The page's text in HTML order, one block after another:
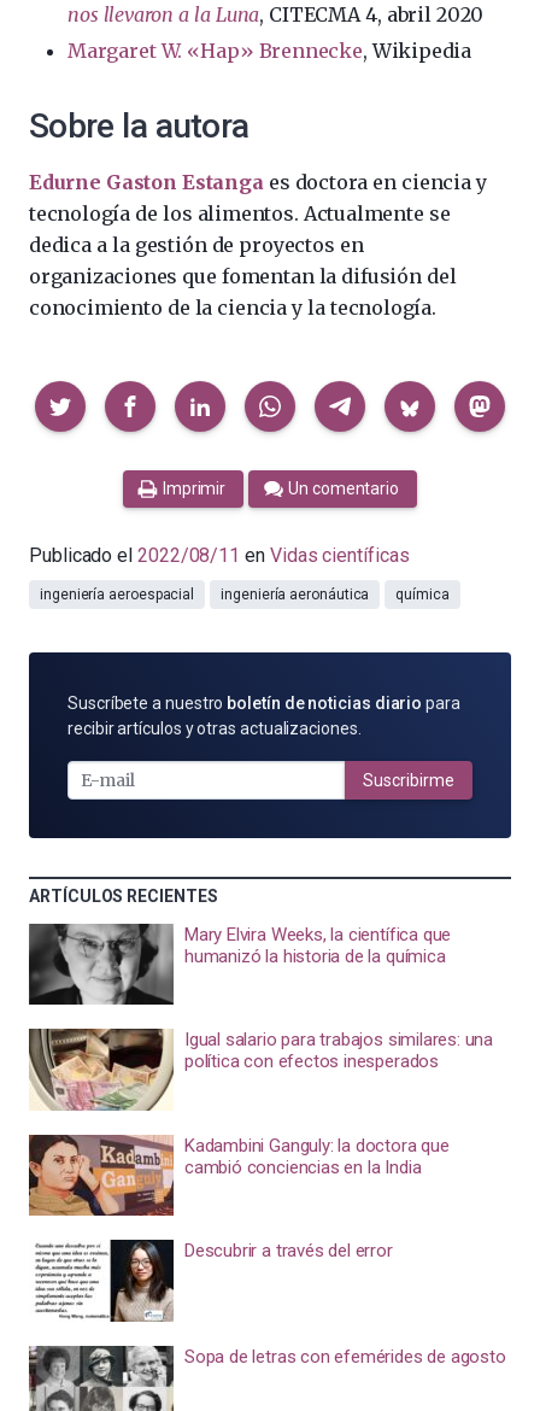
nos llevaron a la Luna, CITECMA 4, abril 2020
Margaret W. «Hap» Brennecke, Wikipedia
Sobre la autora
Edurne Gaston Estanga es doctora en ciencia y
tecnología de los alimentos. Actualmente se
dedica a la gestión de proyectos en
organizaciones que fomentan la difusión del
conocimiento de la ciencia y la tecnología.
Compartir
Imprimir Un comentario
Publicado el 2022/08/11 en Vidas científicas
ingeniería aeroespacial ingeniería aeronáutica química
SUSCRÍBETE
POR
MAIL
Suscríbete a nuestro boletín de noticias diario para
recibir artículos y otras actualizaciones.
Suscribirme
ARTÍCULOS RECIENTES
Mary Elvira Weeks, la científica que
humanizó la historia de la química
Igual salario para trabajos similares: una
política con efectos inesperados
Kadambini Ganguly: la doctora que
cambió conciencias en la India
Descubrir a través del error
Sopa de letras con efemérides de agosto